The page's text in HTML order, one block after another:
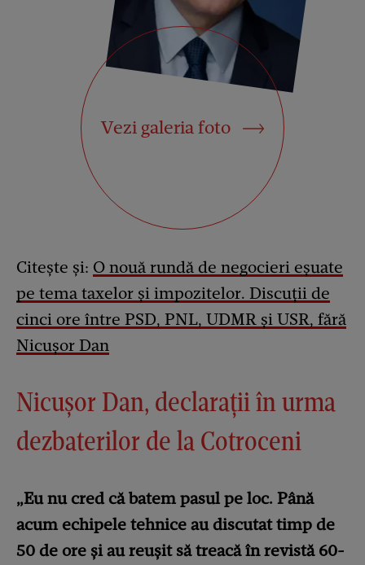
Vezi galeria foto
Citește și: O nouă rundă de negocieri eșuate
pe tema taxelor și impozitelor. Discuții de
cinci ore între PSD, PNL, UDMR și USR, fără
Nicușor Dan
Nicușor Dan, declarații în urma
dezbaterilor de la Cotroceni
„Eu nu cred că batem pasul pe loc. Până
acum echipele tehnice au discutat timp de
50 de ore şi au reuşit să treacă în revistă 60-